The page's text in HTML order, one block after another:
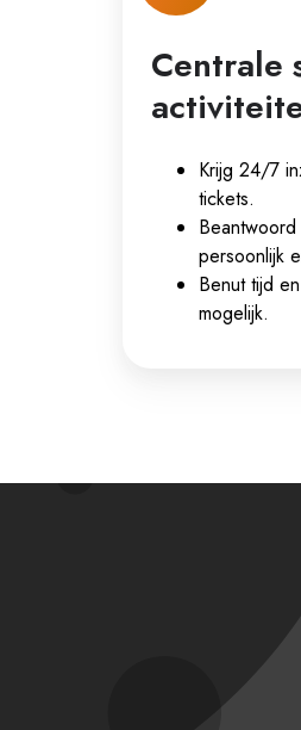
Centrale
Krijg 24/7
tickets.
persoonlijk
Benut tijd
mogelijk.